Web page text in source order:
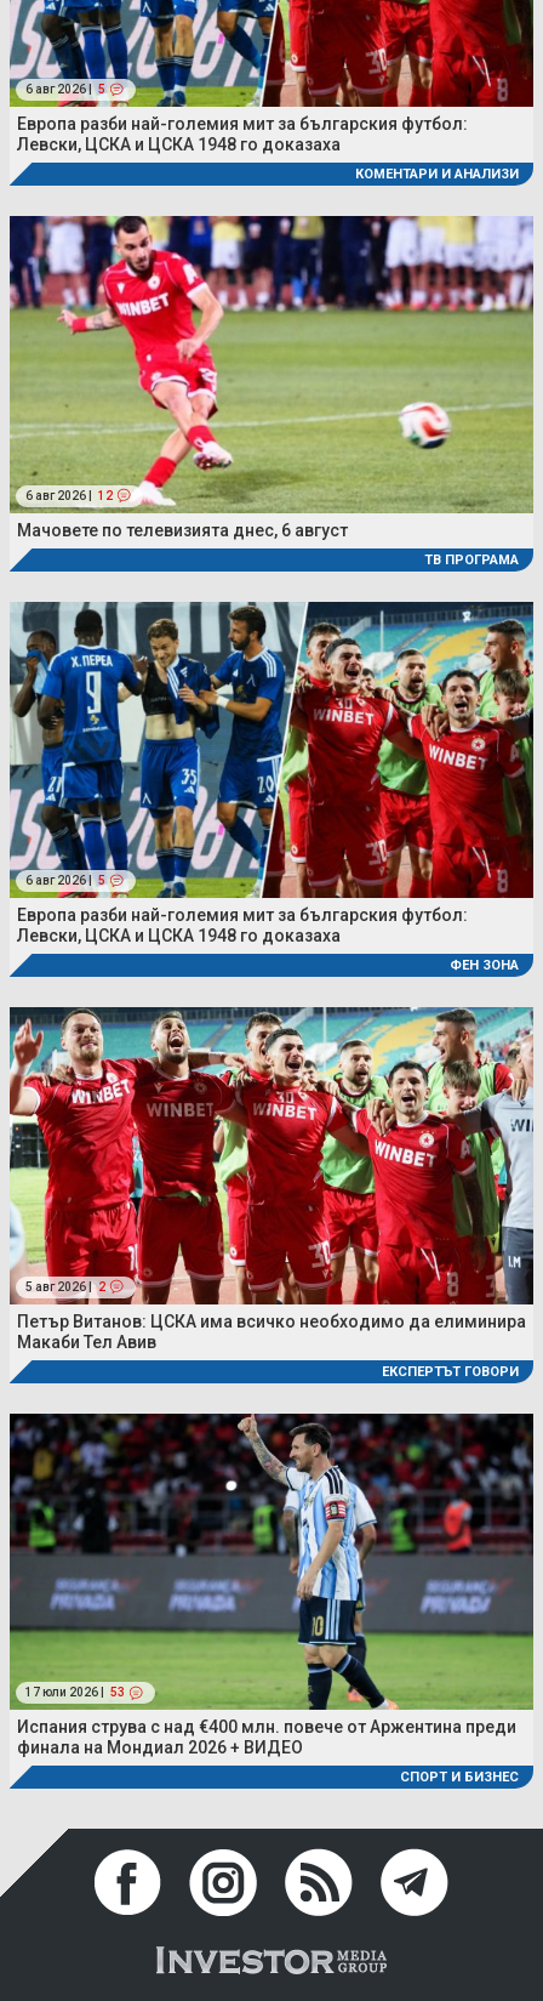
6 авг 2026 | 5
Европа разби най-големия мит за българския футбол:
Левски, ЦСКА и ЦСКА 1948 го доказаха
КОМЕНТАРИ И АНАЛИЗИ
6 авг 2026 | 12
Мачовете по телевизията днес, 6 август
ТВ ПРОГРАМА
6 авг 2026 | 5
Европа разби най-големия мит за българския футбол:
Левски, ЦСКА и ЦСКА 1948 го доказаха
ФЕН ЗОНА
5 авг 2026 | 2
Петър Витанов: ЦСКА има всичко необходимо да елиминира
Макаби Тел Авив
ЕКСПЕРТЪТ ГОВОРИ
17 юли 2026 | 53
Испания струва с над €400 млн. повече от Аржентина преди
финала на Мондиал 2026 + ВИДЕО
СПОРТ И БИЗНЕС